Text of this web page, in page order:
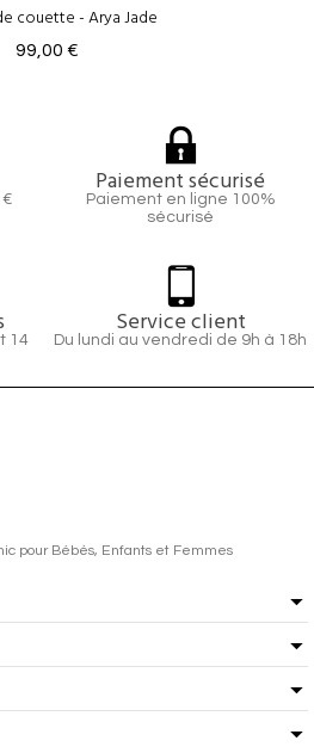
couette - Arya Jade
99,00 €
€
Paiement sécurisé
Paiement en ligne 100%
sécurisé
14
Service client
Du lundi au vendredi de 9h à 18h
pour Bébés, Enfants et Femmes